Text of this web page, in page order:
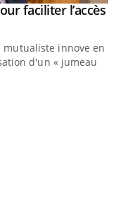
faciliter l’accès
innove en
d'un « jumeau